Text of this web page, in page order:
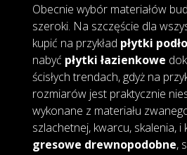
Obecnie wybór materiałów
szeroki. Na szczęście dla
kupić na przykład płytki
nabyć płytki łazienkowe
ścisłych trendach, gdyż na
rozmiarów jest praktycznie
wykonane z materiału
szlachetnej, kwarcu, skalenia,
gresowe drewnopodobne,